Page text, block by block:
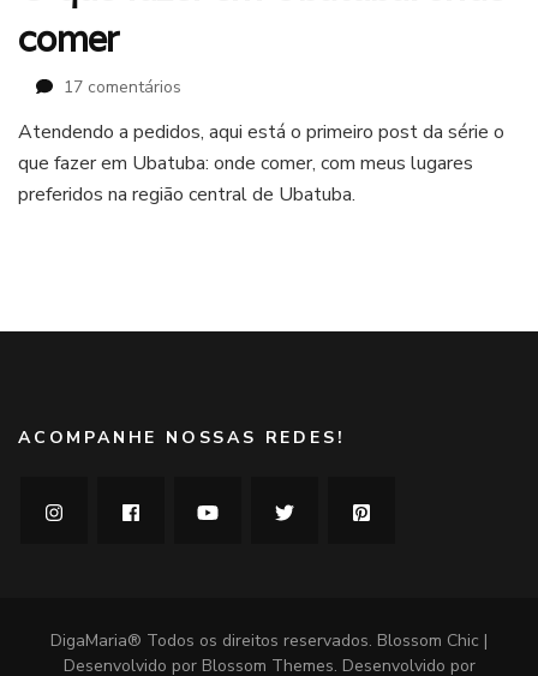
comer
17 comentários
que
fazer
em
Atendendo a pedidos, aqui está o primeiro post da série o
que fazer em Ubatuba: onde comer, com meus lugares
preferidos na região central de Ubatuba.
ACOMPANHE NOSSAS REDES!
DigaMaria® Todos os direitos reservados. Blossom Chic |
Desenvolvido por Blossom Themes. Desenvolvido por